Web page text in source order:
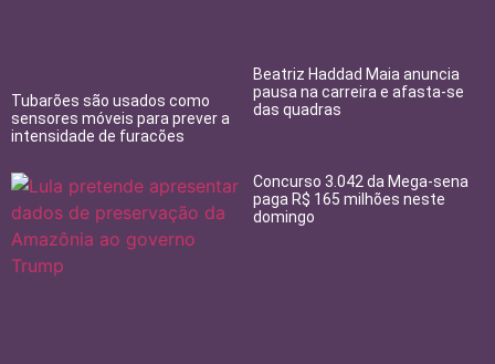
Tubarões são usados como
sensores móveis para prever a
intensidade de furacões
Beatriz Haddad Maia anuncia
pausa na carreira e afasta-se
das quadras
Concurso 3.042 da Mega-sena
paga R$ 165 milhões neste
domingo